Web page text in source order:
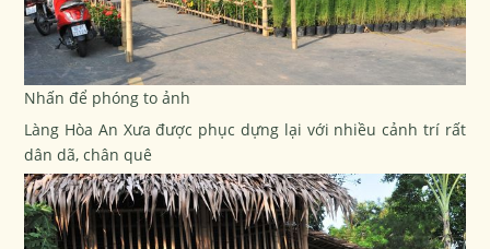
Nhấn để phóng to ảnh
Làng Hòa An Xưa được phục dựng lại với nhiều cảnh trí rất
dân dã, chân quê